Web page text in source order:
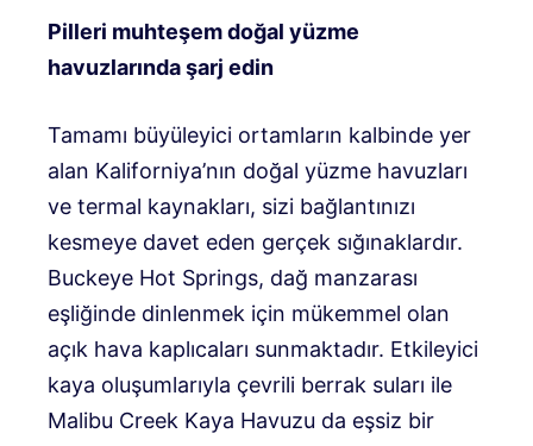
Pilleri muhteşem doğal yüzme
havuzlarında şarj edin
Tamamı büyüleyici ortamların kalbinde yer
alan Kaliforniya’nın doğal yüzme havuzları
ve termal kaynakları, sizi bağlantınızı
kesmeye davet eden gerçek sığınaklardır.
Buckeye Hot Springs, dağ manzarası
eşliğinde dinlenmek için mükemmel olan
açık hava kaplıcaları sunmaktadır. Etkileyici
kaya oluşumlarıyla çevrili berrak suları ile
Malibu Creek Kaya Havuzu da eşsiz bir